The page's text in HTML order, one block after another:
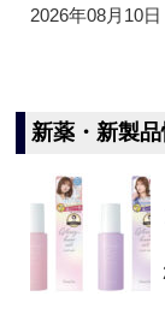
2026年08月10日
新薬・新製